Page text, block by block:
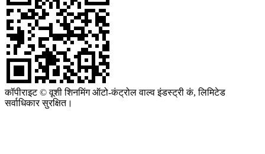
कॉपीराइट © वूशी शिनमिंग ऑटो-कंट्रोल वाल्व इंडस्ट्री कं, लिमिटेड
सर्वाधिकार सुरक्षित।